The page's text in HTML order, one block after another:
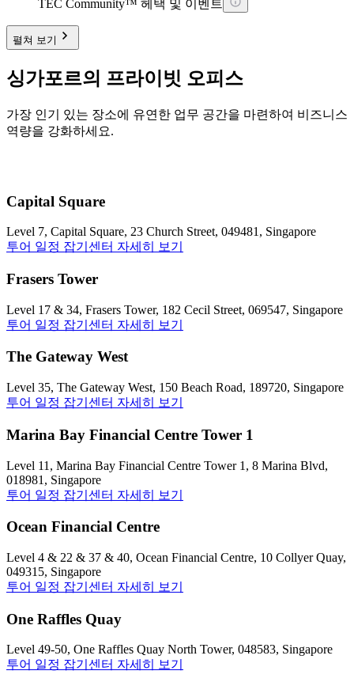
TEC Community™ 헤택 및 이벤트
펼쳐 보기
싱가포르의 프라이빗 오피스
가장 인기 있는 장소에 유연한 업무 공간을 마련하여 비즈니스
역량을 강화하세요.
Capital Square
Level 7, Capital Square, 23 Church Street, 049481, Singapore
투어 일정 잡기 센터 자세히 보기
Frasers Tower
Level 17 & 34, Frasers Tower, 182 Cecil Street, 069547, Singapore
투어 일정 잡기 센터 자세히 보기
The Gateway West
Level 35, The Gateway West, 150 Beach Road, 189720, Singapore
투어 일정 잡기 센터 자세히 보기
Marina Bay Financial Centre Tower 1
Level 11, Marina Bay Financial Centre Tower 1, 8 Marina Blvd,
018981, Singapore
투어 일정 잡기 센터 자세히 보기
Ocean Financial Centre
Level 4 & 22 & 37 & 40, Ocean Financial Centre, 10 Collyer Quay,
049315, Singapore
투어 일정 잡기 센터 자세히 보기
One Raffles Quay
Level 49-50, One Raffles Quay North Tower, 048583, Singapore
투어 일정 잡기 센터 자세히 보기